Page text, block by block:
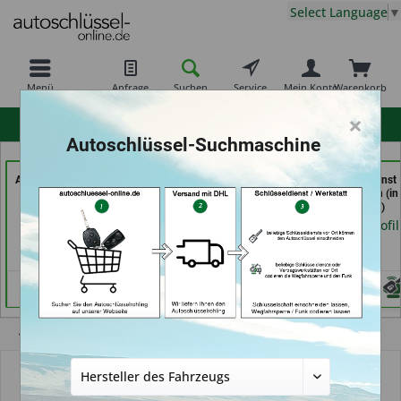
Menü Anfrage Suchen Service Warenkorb
Mein Konto
Select Language ▼
Autoschlüssel Hamburg
(in Hamburg)
Händlerprofil
AKYÜZ Schlüsseldienst
& Sicherheitstechnik (in
Maintal)
Schlüsseldienst
Zimmermann (in
Würzburg)
Händlerprofil
Autoschlüsselgehäuse und Zubehör
×
Autoschlüssel-Suchmaschine